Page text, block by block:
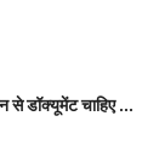
से डॉक्यूमेंट चाहिए ...